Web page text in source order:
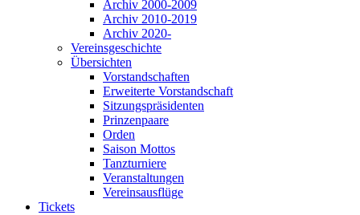
Archiv 2000-2009
Archiv 2010-2019
Archiv 2020-
Vereinsgeschichte
Übersichten
Vorstandschaften
Erweiterte Vorstandschaft
Sitzungspräsidenten
Prinzenpaare
Orden
Saison Mottos
Tanzturniere
Veranstaltungen
Vereinsausflüge
Tickets